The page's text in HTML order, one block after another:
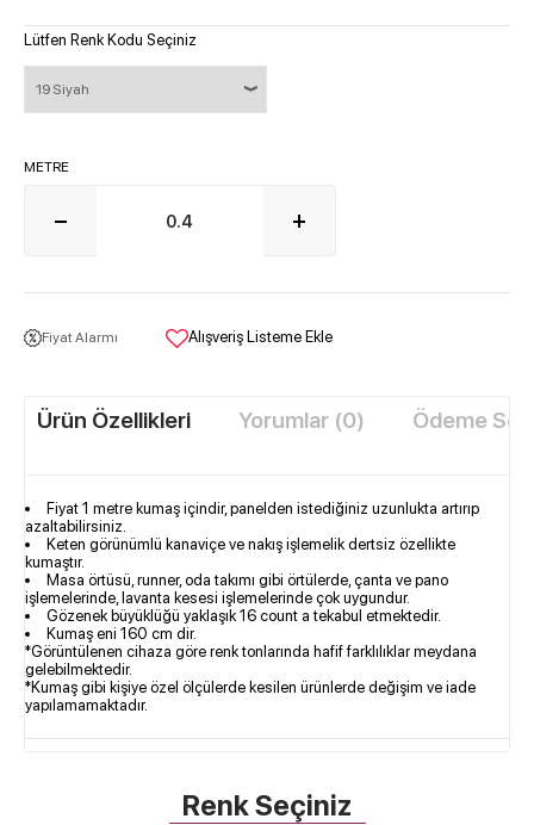
Lütfen Renk Kodu Seçiniz
METRE
Fiyat Alarmı Alışveriş Listeme Ekle
Ürün Özellikleri Yorumlar (0) Ödeme
Fiyat 1 metre kumaş içindir, panelden istediğiniz uzunlukta artırıp
azaltabilirsiniz.
Keten görünümlü kanaviçe ve nakış işlemelik der​tsiz özellikte
kumaştır.
Masa örtüsü, runner, oda takımı gibi örtülerde, çanta ve pano
işlemelerinde, lavanta kesesi işlemelerinde çok uygundur.
Gözenek büyüklüğü yaklaşık 16 count a tekabul etmektedir.
Kumaş eni 160 cm dir.
*Görüntülenen cihaza göre renk tonlarında hafif farklılıklar meydana
gelebilmektedir.
*Kumaş gibi kişiye özel ölçülerde kesilen ürünlerde değişim ve iade
yapılamamaktadır.
Renk Seçiniz